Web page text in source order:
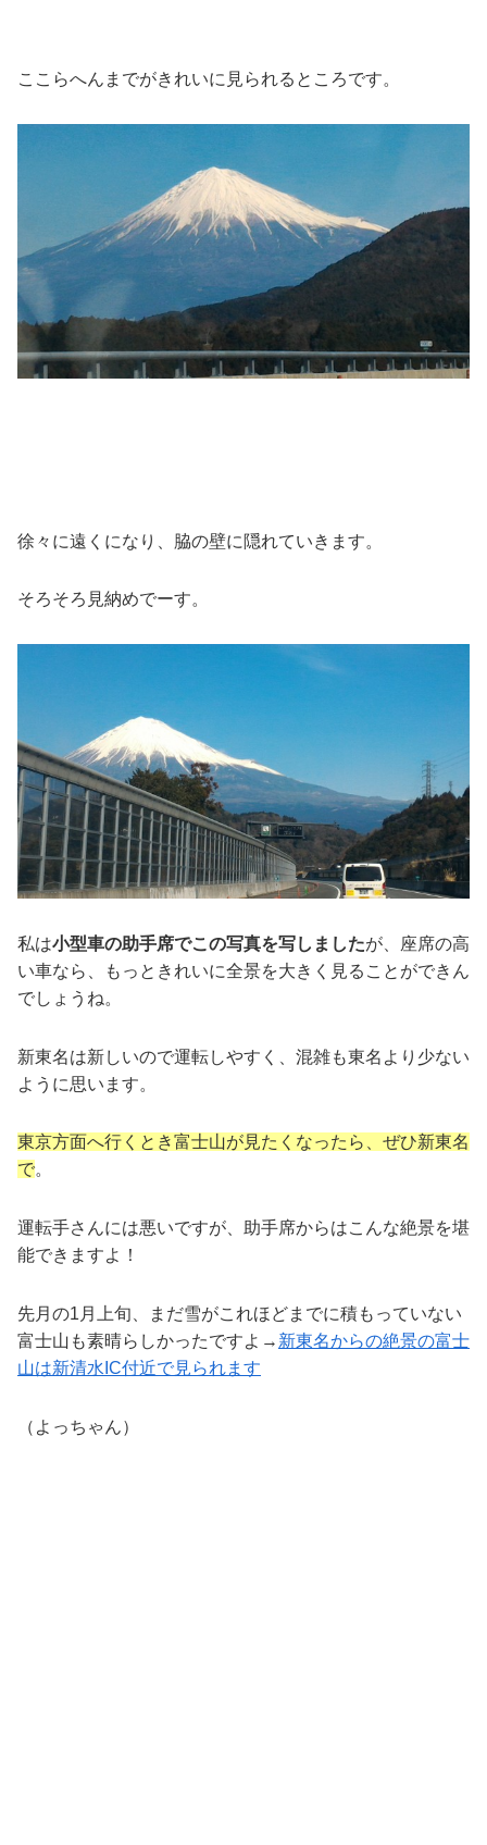
ここらへんまでがきれいに見られるところです。
徐々に遠くになり、脇の壁に隠れていきます。
そろそろ見納めでーす。
私は小型車の助手席でこの写真を写しましたが、座席の高
い車なら、もっときれいに全景を大きく見ることができん
でしょうね。
新東名は新しいので運転しやすく、混雑も東名より少ない
ように思います。
東京方面へ行くとき富士山が見たくなったら、ぜひ新東名
で。
運転手さんには悪いですが、助手席からはこんな絶景を堪
能できますよ！
先月の1月上旬、まだ雪がこれほどまでに積もっていない
富士山も素晴らしかったですよ→ 新東名からの絶景の富士
山は新清水IC付近で見られます
（よっちゃん）